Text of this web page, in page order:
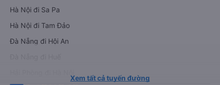
Hà Nội đi Sa Pa
Hà Nội đi Tam Đảo
Đà Nẵng đi Hội An
Xem tất cả tuyến đường